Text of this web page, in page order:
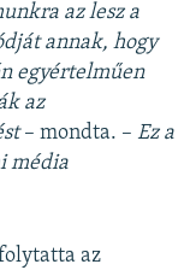
az lesz a
annak, hogy
egyértelműen
az
– mondta. – Ez a
média
az